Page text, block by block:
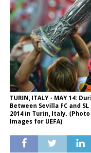
TURIN, ITALY - MAY 14:
Between Sevilla FC and
2014 in Turin, Italy.
Images for UEFA)